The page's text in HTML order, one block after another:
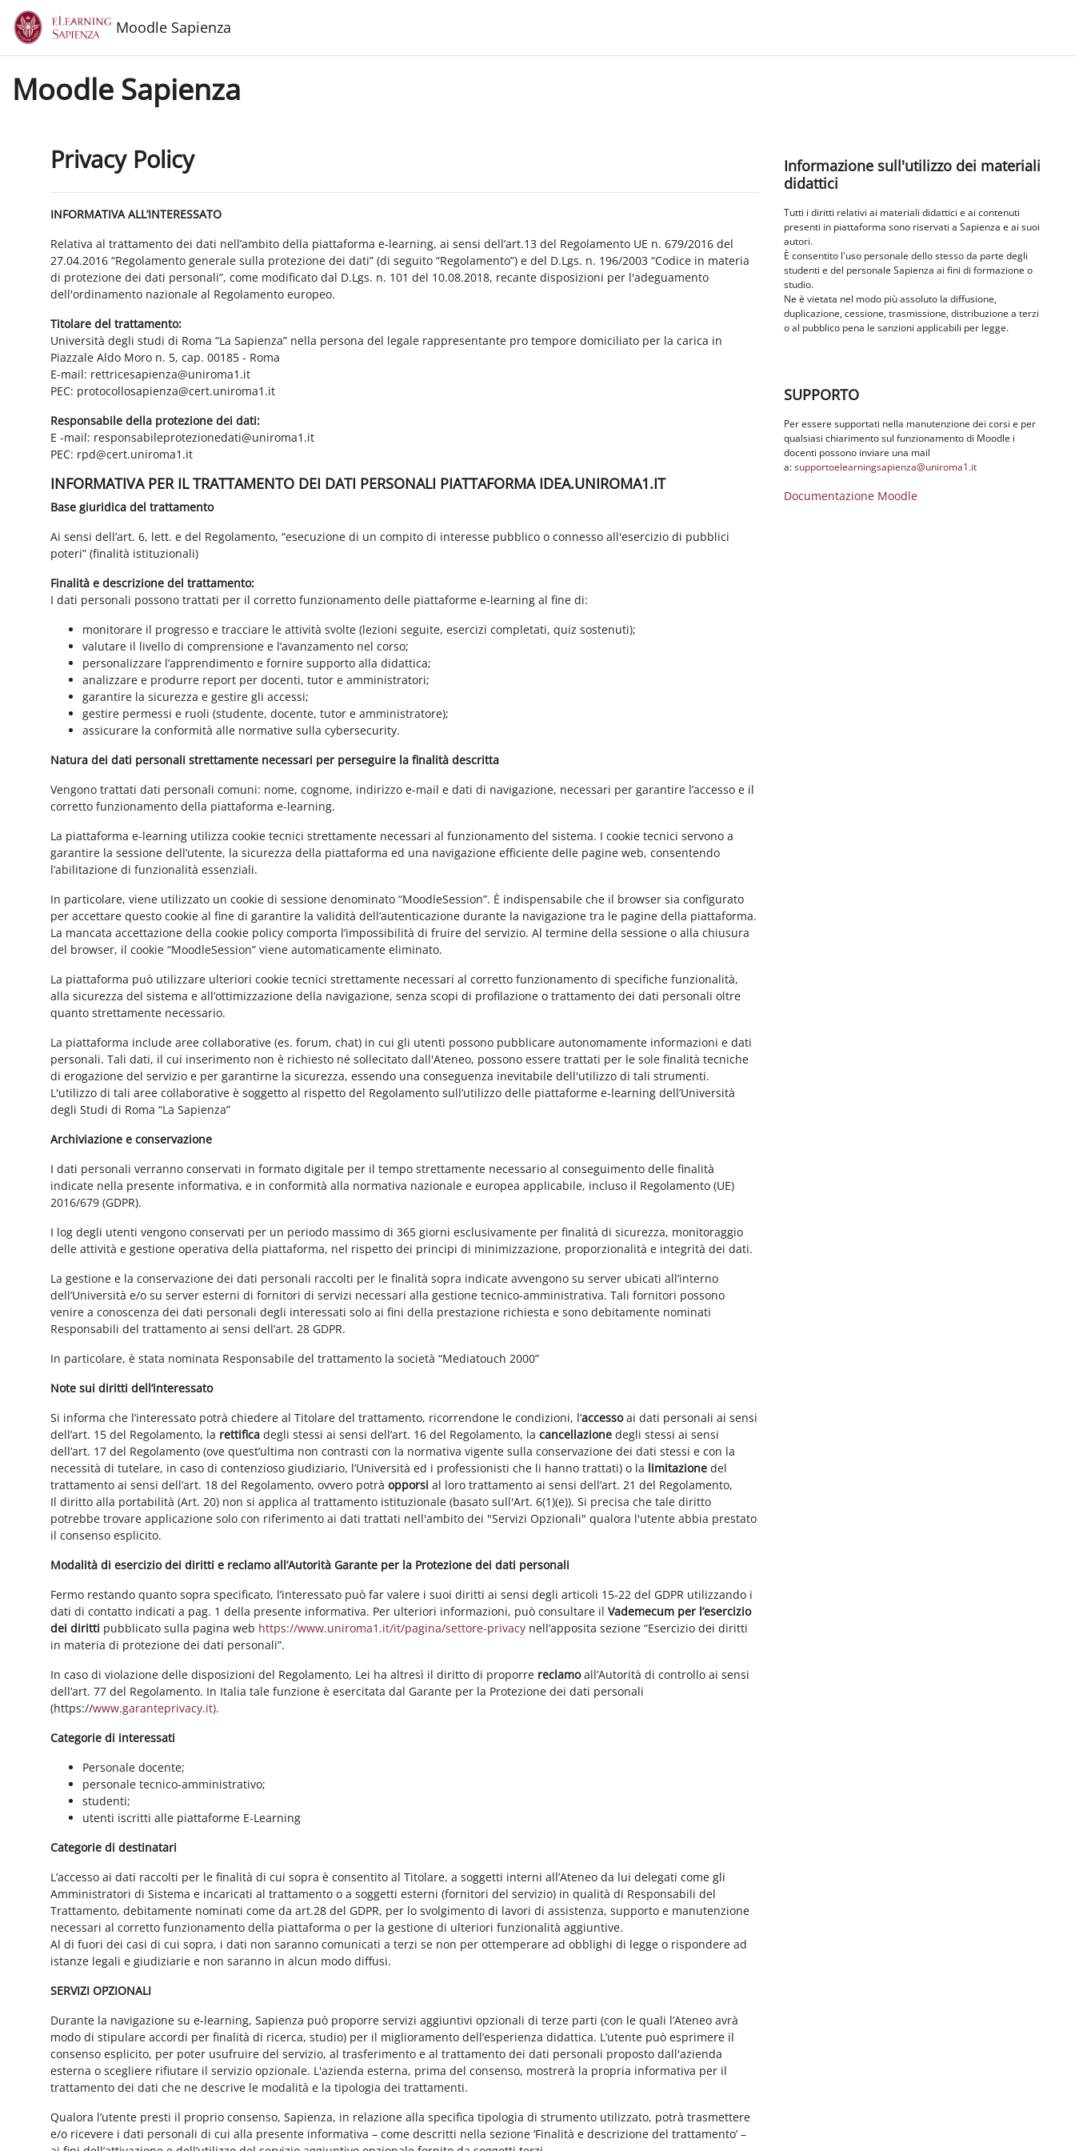
Vai al contenuto principale
Moodle Sapienza
Moodle Sapienza
Privacy Policy
INFORMATIVA ALL’INTERESSATO
Relativa al trattamento dei dati nell’ambito della piattaforma e-learning, ai sensi dell’art.13 del Regolamento UE n. 679/2016 del
27.04.2016 “Regolamento generale sulla protezione dei dati” (di seguito “Regolamento”) e del D.Lgs. n. 196/2003 “Codice in materia
di protezione dei dati personali”, come modificato dal D.Lgs. n. 101 del 10.08.2018, recante disposizioni per l'adeguamento
dell'ordinamento nazionale al Regolamento europeo.
Titolare del trattamento:
Università degli studi di Roma “La Sapienza” nella persona del legale rappresentante pro tempore domiciliato per la carica in
Piazzale Aldo Moro n. 5, cap. 00185 - Roma
E-mail: rettricesapienza@uniroma1.it
PEC: protocollosapienza@cert.uniroma1.it
Responsabile della protezione dei dati:
E -mail: responsabileprotezionedati@uniroma1.it
PEC: rpd@cert.uniroma1.it
INFORMATIVA PER IL TRATTAMENTO DEI DATI PERSONALI PIATTAFORMA IDEA.UNIROMA1.IT
Base giuridica del trattamento
Ai sensi dell’art. 6, lett. e del Regolamento, “esecuzione di un compito di interesse pubblico o connesso all'esercizio di pubblici
poteri” (finalità istituzionali)
Finalità e descrizione del trattamento:
I dati personali possono trattati per il corretto funzionamento delle piattaforme e-learning al fine di:
monitorare il progresso e tracciare le attività svolte (lezioni seguite, esercizi completati, quiz sostenuti);
valutare il livello di comprensione e l’avanzamento nel corso;
personalizzare l’apprendimento e fornire supporto alla didattica;
analizzare e produrre report per docenti, tutor e amministratori;
garantire la sicurezza e gestire gli accessi;
gestire permessi e ruoli (studente, docente, tutor e amministratore);
assicurare la conformità alle normative sulla cybersecurity.
Natura dei dati personali strettamente necessari per perseguire la finalità descritta
Vengono trattati dati personali comuni: nome, cognome, indirizzo e-mail e dati di navigazione, necessari per garantire l’accesso e il
corretto funzionamento della piattaforma e-learning.
La piattaforma e-learning utilizza cookie tecnici strettamente necessari al funzionamento del sistema. I cookie tecnici servono a
garantire la sessione dell’utente, la sicurezza della piattaforma ed una navigazione efficiente delle pagine web, consentendo
l’abilitazione di funzionalità essenziali.
In particolare, viene utilizzato un cookie di sessione denominato “MoodleSession”. È indispensabile che il browser sia configurato
per accettare questo cookie al fine di garantire la validità dell’autenticazione durante la navigazione tra le pagine della piattaforma.
La mancata accettazione della cookie policy comporta l’impossibilità di fruire del servizio. Al termine della sessione o alla chiusura
del browser, il cookie “MoodleSession” viene automaticamente eliminato.
La piattaforma può utilizzare ulteriori cookie tecnici strettamente necessari al corretto funzionamento di specifiche funzionalità,
alla sicurezza del sistema e all’ottimizzazione della navigazione, senza scopi di profilazione o trattamento dei dati personali oltre
quanto strettamente necessario.
La piattaforma include aree collaborative (es. forum, chat) in cui gli utenti possono pubblicare autonomamente informazioni e dati
personali. Tali dati, il cui inserimento non è richiesto né sollecitato dall'Ateneo, possono essere trattati per le sole finalità tecniche
di erogazione del servizio e per garantirne la sicurezza, essendo una conseguenza inevitabile dell'utilizzo di tali strumenti.
L'utilizzo di tali aree collaborative è soggetto al rispetto del Regolamento sull’utilizzo delle piattaforme e-learning dell’Università
degli Studi di Roma “La Sapienza”
Archiviazione e conservazione
I dati personali verranno conservati in formato digitale per il tempo strettamente necessario al conseguimento delle finalità
indicate nella presente informativa, e in conformità alla normativa nazionale e europea applicabile, incluso il Regolamento (UE)
2016/679 (GDPR).
I log degli utenti vengono conservati per un periodo massimo di 365 giorni esclusivamente per finalità di sicurezza, monitoraggio
delle attività e gestione operativa della piattaforma, nel rispetto dei principi di minimizzazione, proporzionalità e integrità dei dati.
La gestione e la conservazione dei dati personali raccolti per le finalità sopra indicate avvengono su server ubicati all’interno
dell’Università e/o su server esterni di fornitori di servizi necessari alla gestione tecnico-amministrativa. Tali fornitori possono
venire a conoscenza dei dati personali degli interessati solo ai fini della prestazione richiesta e sono debitamente nominati
Responsabili del trattamento ai sensi dell’art. 28 GDPR.
In particolare, è stata nominata Responsabile del trattamento la società “Mediatouch 2000”
Note sui diritti dell’interessato
Si informa che l’interessato potrà chiedere al Titolare del trattamento, ricorrendone le condizioni, l’accessoai dati personali ai sensi
dell’art. 15 del Regolamento, la rettificadegli stessi ai sensi dell’art. 16 del Regolamento, lacancellazione degli stessi ai sensi
dell’art. 17 del Regolamento (ove quest’ultima non contrasti con la normativa vigente sulla conservazione dei dati stessi e con la
necessità di tutelare, in caso di contenzioso giudiziario, l’Università ed i professionisti che li hanno trattati) o la limitazione del
trattamento ai sensi dell’art. 18 del Regolamento, ovvero potràopporsi al loro trattamento ai sensi dell’art. 21 del Regolamento,
Il diritto alla portabilità (Art. 20) non si applica al trattamento istituzionale (basato sull'Art. 6(1)(e)). Si precisa che tale diritto
potrebbe trovare applicazione solo con riferimento ai dati trattati nell'ambito dei "Servizi Opzionali" qualora l'utente abbia prestato
il consenso esplicito.
Modalità di esercizio dei diritti e reclamo all’Autorità Garante per la Protezione dei dati personali
Fermo restando quanto sopra specificato, l’interessato può far valere i suoi diritti ai sensi degli articoli 15-22 del GDPR utilizzando i
dati di contatto indicati a pag. 1 della presente informativa. Per ulteriori informazioni, può consultare ilVademecum per l’esercizio
dei diritti pubblicato sulla pagina web https://www.uniroma1.it/it/pagina/settore-privacy nell’apposita sezione “Esercizio dei diritti
in materia di protezione dei dati personali”.
In caso di violazione delle disposizioni del Regolamento, Lei ha altresì il diritto di proporre reclamoall’Autorità di controllo ai sensi
dell’art. 77 del Regolamento. In Italia tale funzione è esercitata dal Garante per la Protezione dei dati personali
(https://www.garanteprivacy.it).
Categorie di interessati
Personale docente;
personale tecnico-amministrativo;
studenti;
utenti iscritti alle piattaforme E-Learning
Categorie di destinatari
L’accesso ai dati raccolti per le finalità di cui sopra è consentito al Titolare, a soggetti interni all’Ateneo da lui delegati come gli
Amministratori di Sistema e incaricati al trattamento o a soggetti esterni (fornitori del servizio) in qualità di Responsabili del
Trattamento, debitamente nominati come da art.28 del GDPR, per lo svolgimento di lavori di assistenza, supporto e manutenzione
necessari al corretto funzionamento della piattaforma o per la gestione di ulteriori funzionalità aggiuntive.
Al di fuori dei casi di cui sopra, i dati non saranno comunicati a terzi se non per ottemperare ad obblighi di legge o rispondere ad
istanze legali e giudiziarie e non saranno in alcun modo diffusi.
SERVIZI OPZIONALI
Durante la navigazione su e-learning, Sapienza può proporre servizi aggiuntivi opzionali di terze parti (con le quali l’Ateneo avrà
modo di stipulare accordi per finalità di ricerca, studio) per il miglioramento dell’esperienza didattica. L’utente può esprimere il
consenso esplicito, per poter usufruire del servizio, al trasferimento e al trattamento dei dati personali proposto dall'azienda
esterna o scegliere rifiutare il servizio opzionale. L'azienda esterna, prima del consenso, mostrerà la propria informativa per il
trattamento dei dati che ne descrive le modalità e la tipologia dei trattamenti.
Qualora l’utente presti il proprio consenso, Sapienza, in relazione alla specifica tipologia di strumento utilizzato, potrà trasmettere
e/o ricevere i dati personali di cui alla presente informativa – come descritti nella sezione ‘Finalità e descrizione del trattamento’ –
Blocchi
Informazione sull'utilizzo dei materiali
didattici
Tutti i diritti relativi ai materiali didattici e ai contenuti
presenti in piattaforma sono riservati a Sapienza e ai suoi
autori.
È consentito l'uso personale dello stesso da parte degli
studenti e del personale Sapienza ai fini di formazione o
studio.
Ne è vietata nel modo più assoluto la diffusione,
duplicazione, cessione, trasmissione, distribuzione a terzi
o al pubblico pena le sanzioni applicabili per legge.
SUPPORTO
Per essere supportati nella manutenzione dei corsi e per
qualsiasi chiarimento sul funzionamento di Moodle i
docenti possono inviare una mail
a:supportoelearningsapienza@uniroma1.it
Documentazione Moodle